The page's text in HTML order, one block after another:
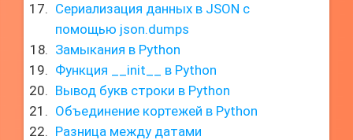
Сериализация данных в JSON с
помощью json.dumps
Замыкания в Python
Функция __init__ в Python
Вывод букв строки в Python
Объединение кортежей в Python
Разница между датами